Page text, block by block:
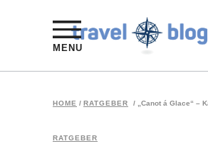
MENU
HOME / RATGEBER / „Canot á Glace“ –
RATGEBER